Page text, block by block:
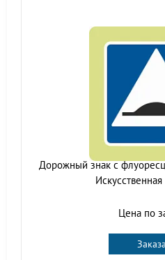
Дорожный знак с
Цена по